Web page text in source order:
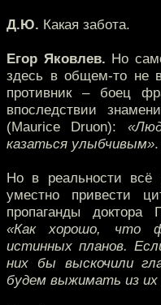
Д.Ю. Какая забота.
Егор Яковлев. Но
здесь в общем-то не
противник – боец
впоследствии
(Maurice Druon):
казаться улыбчивым».
Но в реальности всё
уместно привести
пропаганды доктора
«Как хорошо, что
истинных планов.
них бы выскочили
будем выжимать из их